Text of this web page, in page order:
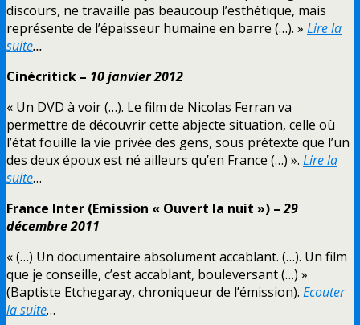
discours, ne travaille pas beaucoup l’esthétique, mais
représente de l’épaisseur humaine en barre (…). » Lire la
suite…
Cinécritick – 10 janvier 2012
« Un DVD à voir (…). Le film de Nicolas Ferran va
permettre de découvrir cette abjecte situation, celle où
l’état fouille la vie privée des gens, sous prétexte que l’un
des deux époux est né ailleurs qu’en France (…) ». Lire la
suite…
France Inter (Emission « Ouvert la nuit ») –29
décembre 2011
« (…) Un documentaire absolument accablant. (…). Un film
que je conseille, c’est accablant, bouleversant (…) »
(Baptiste Etchegaray, chroniqueur de l’émission). Ecouter
la suite…